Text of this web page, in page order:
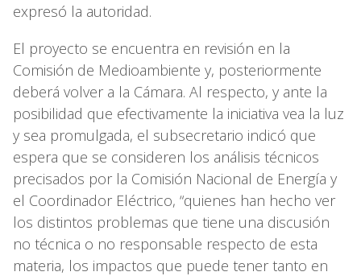
expresó la autoridad.
El proyecto se encuentra en revisión en la
Comisión de Medioambiente y, posteriormente
deberá volver a la Cámara. Al respecto, y ante la
posibilidad que efectivamente la iniciativa vea la luz
y sea promulgada, el subsecretario indicó que
espera que se consideren los análisis técnicos
precisados por la Comisión Nacional de Energía y
el Coordinador Eléctrico, “quienes han hecho ver
los distintos problemas que tiene una discusión
no técnica o no responsable respecto de esta
materia, los impactos que puede tener tanto en